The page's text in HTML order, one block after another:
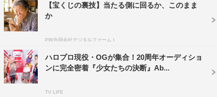
【宝くじの裏技】当たる側に回るか、このまま
か
PR(合同会社デジタルファーム )
ハロプロ現役・OGが集合！20周年オーディショ
ンに完全密着『少女たちの決断』Ab...
TV LIFE